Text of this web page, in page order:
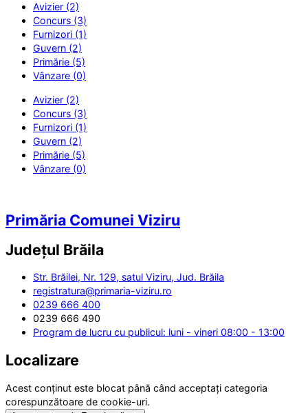
Avizier (2)
Concurs (3)
Furnizori (1)
Guvern (2)
Primărie (5)
Vânzare (0)
Avizier (2)
Concurs (3)
Furnizori (1)
Guvern (2)
Primărie (5)
Vânzare (0)
Primăria Comunei Viziru
Județul Brăila
Str. Brăilei, Nr. 129, satul Viziru, Jud. Brăila
registratura@primaria-viziru.ro
0239 666 400
0239 666 490
Program de lucru cu publicul: luni - vineri 08:00 - 13:00
Localizare
Acest conținut este blocat până când acceptați categoria
corespunzătoare de cookie-uri.